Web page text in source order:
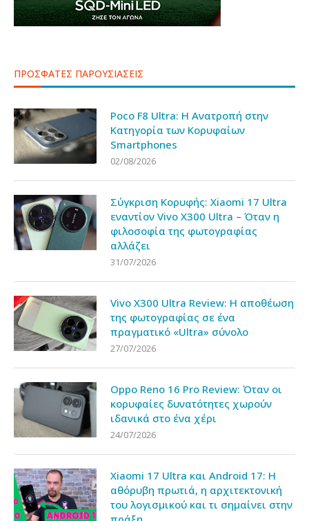
ΠΡΟΣΦΑΤΕΣ ΠΑΡΟΥΣΙΑΣΕΙΣ
Poco F8 Ultra: Η Ανατροπή στην
Κατηγορία των Κορυφαίων
Smartphones
02/08/2026
Σύγκριση Κορυφής: Xiaomi 17 Ultra
εναντίον Vivo X300 Ultra – Όταν η
φιλοσοφία της φωτογραφίας
αλλάζει
31/07/2026
Vivo X300 Ultra Review: Η αποθέωση
της φωτογραφίας σε ένα
πραγματικό «Ultra» σύνολο
27/07/2026
Oppo Reno 16 Pro Review: Όταν οι
κορυφαίες δυνατότητες χωρούν
ιδανικά στο ένα χέρι
24/07/2026
Xiaomi 17 Ultra και Android 17: Η
αθόρυβη πρωτιά, η αρχιτεκτονική
του λογισμικού και τι σημαίνει στην